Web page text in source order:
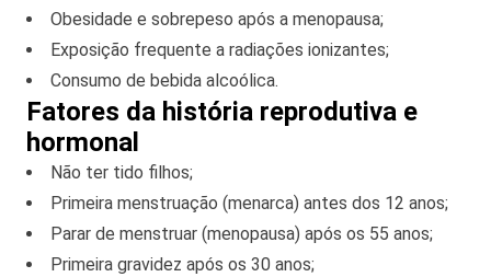
Obesidade e sobrepeso após a menopausa;
Exposição frequente a radiações ionizantes;
Consumo de bebida alcoólica.
Fatores da história reprodutiva e
hormonal
Não ter tido filhos;
Primeira menstruação (menarca) antes dos 12 anos;
Parar de menstruar (menopausa) após os 55 anos;
Primeira gravidez após os 30 anos;